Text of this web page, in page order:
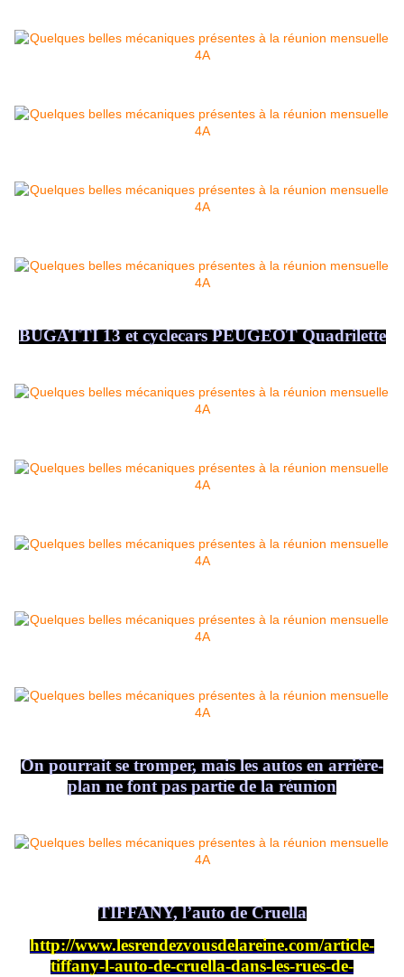
BUGATTI 13 et cyclecars PEUGEOT Quadrilette
On pourrait se tromper, mais les autos en arrière-
plan ne font pas partie de la réunion
TIFFANY, l’auto de Cruella
http://www.lesrendezvousdelareine.com/article-
tiffany-l-auto-de-cruella-dans-les-rues-de-